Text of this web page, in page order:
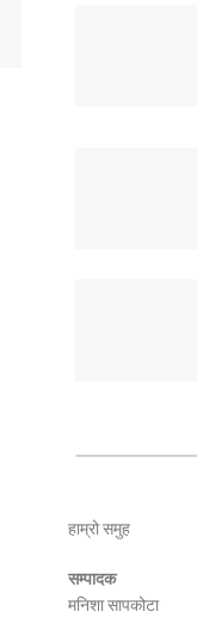
हाम्रो समुह
सम्पादक
मनिशा सापकोटा